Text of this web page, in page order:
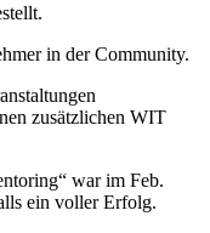
in der Community.
zusätzlichen WIT
war im Feb.
ein voller Erfolg.